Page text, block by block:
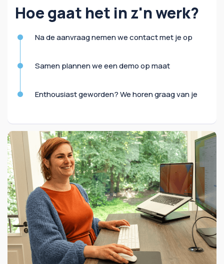
Hoe gaat het in z'n werk?
Na de aanvraag nemen we contact met je op
Samen plannen we een demo op maat
Enthousiast geworden? We horen graag van je